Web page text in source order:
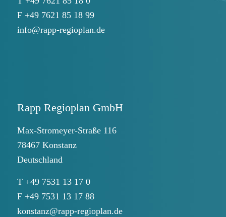
F +49 7621 85 18 99
info@rapp-regioplan.de
Rapp Regioplan GmbH
Max-Stromeyer-Straße 116
78467 Konstanz
Deutschland
T +49 7531 13 17 0
F +49 7531 13 17 88
konstanz@rapp-regioplan.de